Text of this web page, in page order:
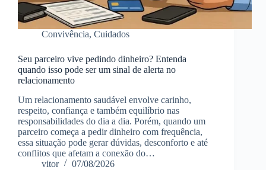
Convivência, Cuidados
Seu parceiro vive pedindo dinheiro? Entenda
quando isso pode ser um sinal de alerta no
relacionamento
Um relacionamento saudável envolve carinho,
respeito, confiança e também equilíbrio nas
responsabilidades do dia a dia. Porém, quando um
parceiro começa a pedir dinheiro com frequência,
essa situação pode gerar dúvidas, desconforto e até
conflitos que afetam a conexão do…
vitor
07/08/2026